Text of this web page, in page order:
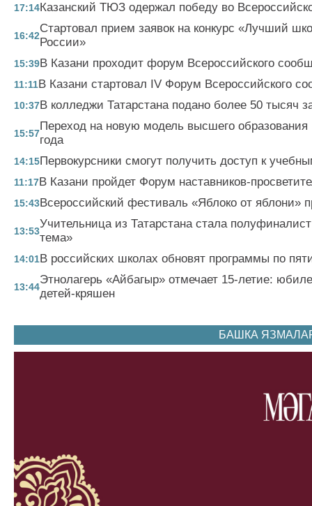
17:14Казанский ТЮЗ одержал победу во
16:42
Стартовал прием заявок на конкурс «Лучший
России»
15:39В Казани проходит форум Всероссийского
11:11В Казани стартовал IV Форум Всероссийского
10:37В колледжи Татарстана подано более 50 тысяч
15:57
Переход на новую модель высшего
года
14:15Первокурсники смогут получить доступ к
11:17В Казани пройдет Форум наставников-
15:43Всероссийский фестиваль «Яблоко от яблони»
13:53
Учительница из Татарстана стала
тема»
14:01В российских школах обновят программы по
13:44
Этнолагерь «Айбагыр» отмечает 15-летие:
детей-кряшен
БАШКА